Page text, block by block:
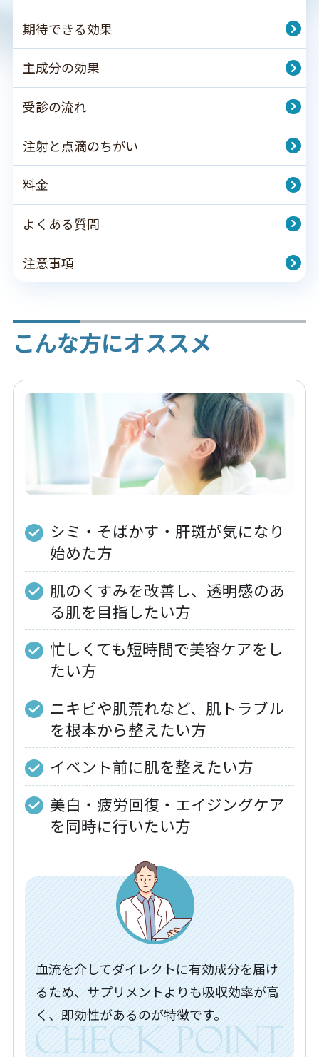
期待できる効果
主成分の効果
受診の流れ
注射と点滴のちがい
料金
よくある質問
注意事項
こんな方にオススメ
シミ・そばかす・肝斑が気になり
始めた方
肌のくすみを改善し、透明感のあ
る肌を目指したい方
忙しくても短時間で美容ケアをし
たい方
ニキビや肌荒れなど、肌トラブル
を根本から整えたい方
イベント前に肌を整えたい方
美白・疲労回復・エイジングケア
を同時に行いたい方
血流を介してダイレクトに有効成分を届け
るため、サプリメントよりも吸収効率が高
く、即効性があるのが特徴です。